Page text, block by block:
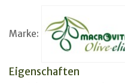
Marke:
Eigenschaften